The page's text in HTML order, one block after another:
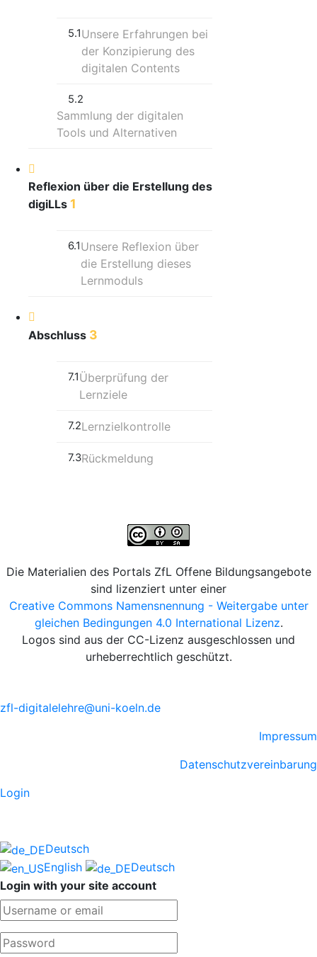
5.1Unsere Erfahrungen bei
der Konzipierung des
digitalen Contents
5.2
Sammlung der digitalen
Tools und Alternativen
Reflexion über die Erstellung des
digiLLs 1
6.1Unsere Reflexion über
die Erstellung dieses
Lernmoduls
Abschluss 3
7.1Überprüfung der
Lernziele
7.2Lernzielkontrolle
7.3Rückmeldung
Die Materialien des Portals ZfL Offene Bildungsangebote
sind lizenziert unter einer
Creative Commons Namensnennung - Weitergabe unter
gleichen Bedingungen 4.0 International Lizenz.
Logos sind aus der CC-Lizenz ausgeschlossen und
urheberrechtlich geschützt.
zfl-digitalelehre@uni-koeln.de
Impressum
Datenschutzvereinbarung
Login
Deutsch
English
Deutsch
Login with your site account